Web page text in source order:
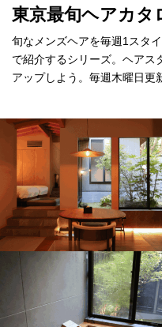
東京最旬ヘアカタ
旬なメンズヘアを毎週1スタ
で紹介するシリーズ。ヘアス
アップしよう。毎週木曜日更